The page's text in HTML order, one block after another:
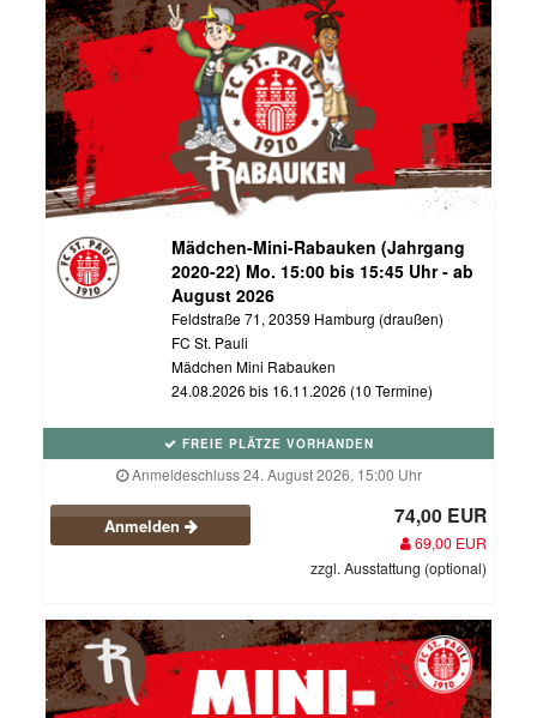
Mädchen-Mini-Rabauken (Jahrgang
2020-22) Mo. 15:00 bis 15:45 Uhr - ab
August 2026
Feldstraße 71, 20359 Hamburg (draußen)
FC St. Pauli
Mädchen Mini Rabauken
24.08.2026 bis 16.11.2026 (10 Termine)
FREIE PLÄTZE VORHANDEN
Anmeldeschluss 24. August 2026, 15:00 Uhr
Anmelden 74,00 EUR
69,00 EUR
zzgl. Ausstattung (optional)